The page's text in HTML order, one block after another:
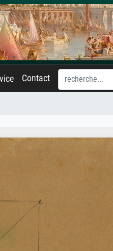
Contact